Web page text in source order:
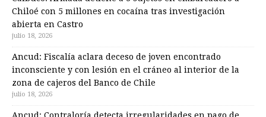
Chiloé con 5 millones en cocaína tras investigación
abierta en Castro
julio 18, 2026
Ancud: Fiscalía aclara deceso de joven encontrado
inconsciente y con lesión en el cráneo al interior de la
zona de cajeros del Banco de Chile
julio 18, 2026